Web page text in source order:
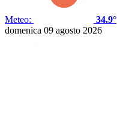
Meteo:
34.9°
domenica 09 agosto 2026